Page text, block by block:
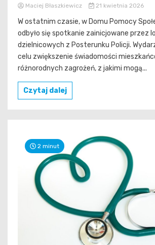
Maciej Błaszkiewicz 21 kwietnia 2026
W ostatnim czasie, w Domu Pomocy
odbyło się spotkanie zainicjowane przez
dzielnicowych z Posterunku Policji.
celu zwiększenie świadomości
różnorodnych zagrożeń, z jakimi mogą...
Czytaj dalej
2 minut